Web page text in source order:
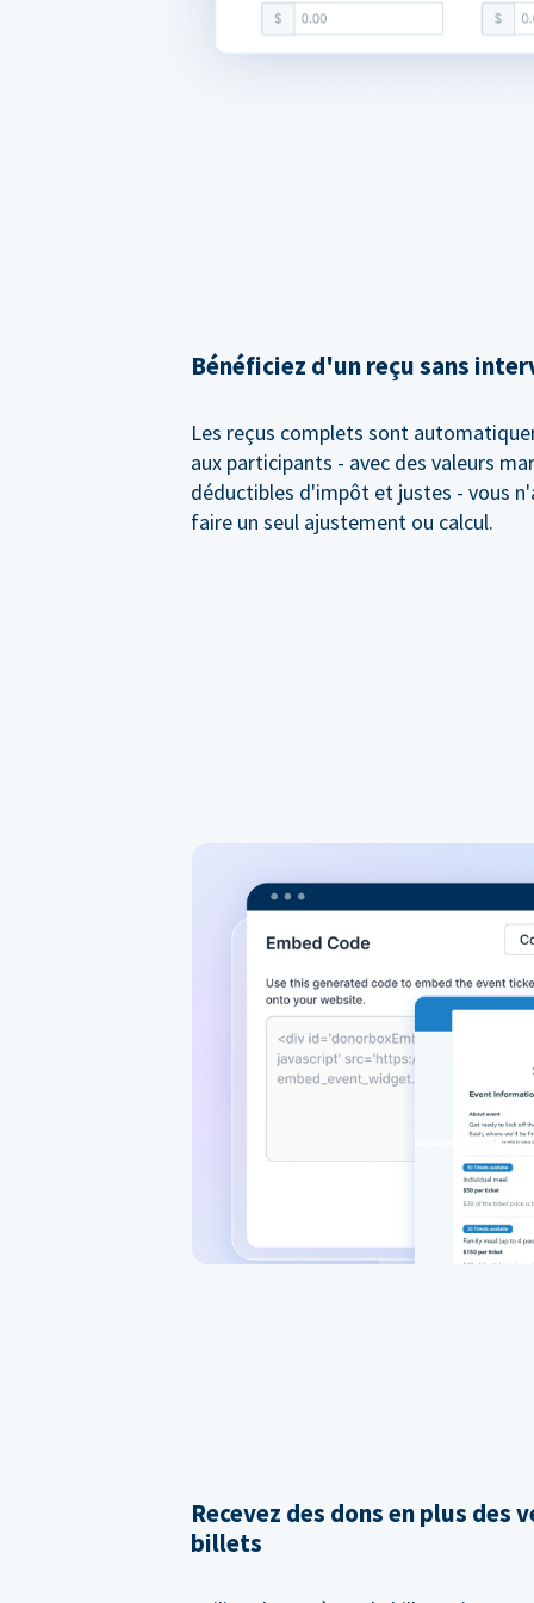
Bénéficiez d'un reçu sans
Les reçus complets sont
aux participants - avec des valeurs
déductibles d'impôt et justes - vous
faire un seul ajustement ou calcul.
Recevez des dons en plus des
billets